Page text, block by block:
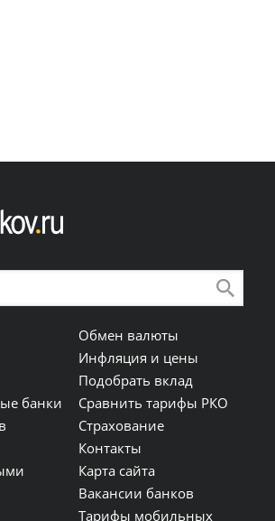
банки
Обмен валюты
Инфляция и цены
Подобрать вклад
Сравнить тарифы РКО
Страхование
Контакты
Карта сайта
Вакансии банков
Тарифы мобильных